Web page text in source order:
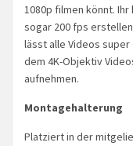
1080p filmen könnt.
sogar 200 fps
lässt alle Videos
dem 4K-Objektiv
aufnehmen.
Montagehalterung
Platziert in der